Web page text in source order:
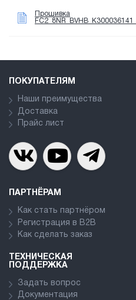
Прошивка
ПОКУПАТЕЛЯМ
Наши преимущества
Доставка
Прайс лист
ПАРТНЁРАМ
Как стать партнёром
Регистрация в В2В
Как сделать заказ
ТЕХНИЧЕСКАЯ
ПОДДЕРЖКА
Задать вопрос
Документация